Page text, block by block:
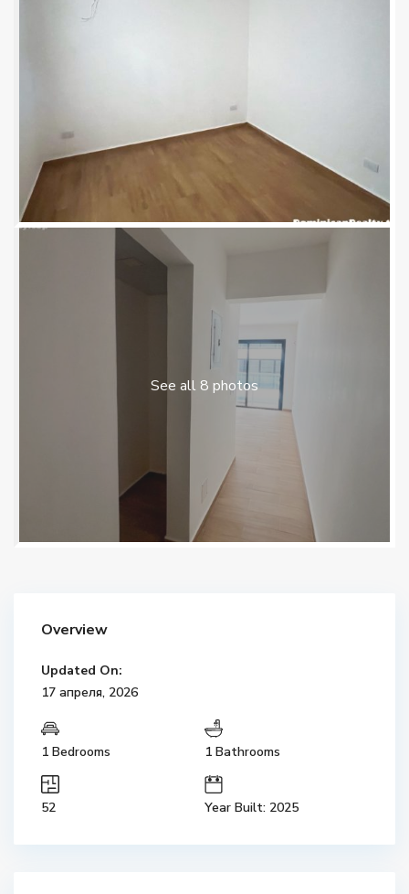
See all 8 photos
Overview
Updated On:
17 апреля, 2026
1 Bedrooms 1 Bathrooms
52 Year Built: 2025